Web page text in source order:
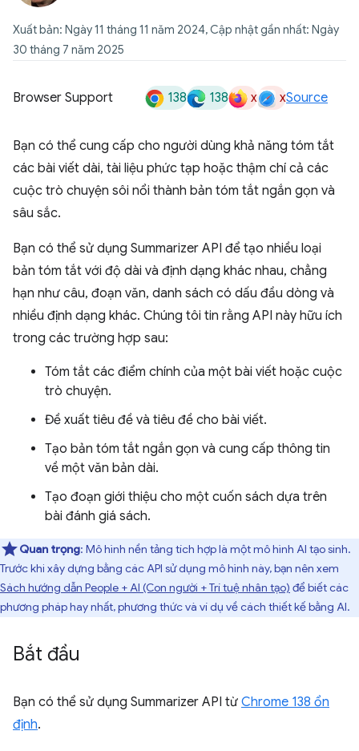
Xuất bản: Ngày 11 tháng 11 năm 2024, Cập nhật gần nhất: Ngày
30 tháng 7 năm 2025
Browser Support 138 138 x xSource
Bạn có thể cung cấp cho người dùng khả năng tóm tắt
các bài viết dài, tài liệu phức tạp hoặc thậm chí cả các
cuộc trò chuyện sôi nổi thành bản tóm tắt ngắn gọn và
sâu sắc.
Bạn có thể sử dụng Summarizer API để tạo nhiều loại
bản tóm tắt với độ dài và định dạng khác nhau, chẳng
hạn như câu, đoạn văn, danh sách có dấu đầu dòng và
nhiều định dạng khác. Chúng tôi tin rằng API này hữu ích
trong các trường hợp sau:
Tóm tắt các điểm chính của một bài viết hoặc cuộc
trò chuyện.
Đề xuất tiêu đề và tiêu đề cho bài viết.
Tạo bản tóm tắt ngắn gọn và cung cấp thông tin
về một văn bản dài.
Tạo đoạn giới thiệu cho một cuốn sách dựa trên
bài đánh giá sách.
Quan trọng: Mô hình nền tảng tích hợp là một mô hình AI tạo sinh.
Trước khi xây dựng bằng các API sử dụng mô hình này, bạn nên xem
Sách hướng dẫn People + AI (Con người + Trí tuệ nhân tạo) để biết các
phương pháp hay nhất, phương thức và ví dụ về cách thiết kế bằng AI.
Bắt đầu
Bạn có thể sử dụng Summarizer API từ Chrome 138 ổn
định.